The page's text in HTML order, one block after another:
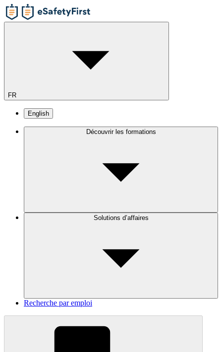
FR
English
Découvrir les formations
Solutions d’affaires
Recherche par emploi